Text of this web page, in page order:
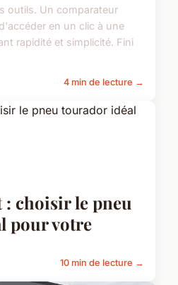
outils. Un comparateur
en un clic à une
rapidité et simplicité. Fini
4 min de lecture →
: choisir le pneu
pour votre
10 min de lecture →